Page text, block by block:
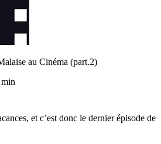
au Cinéma (part.2)
et c’est donc le dernier épisode de